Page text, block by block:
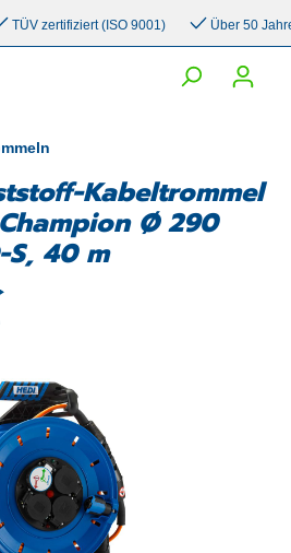
zertifiziert (ISO 9001) Über 50 Jahre
Kabeltrommel
Ø 290
S, 40 m